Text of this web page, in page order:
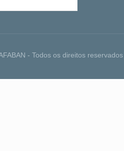
- Todos os direitos reservados